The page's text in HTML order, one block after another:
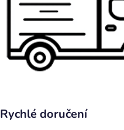
Rychlé doručení